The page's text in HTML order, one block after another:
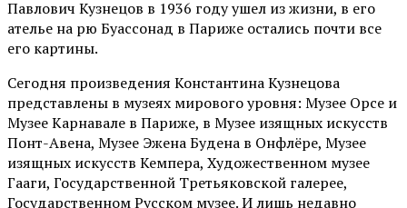
Павлович Кузнецов в 1936 году ушел из жизни, в его
ателье на рю Буассонад в Париже остались почти все
его картины.
Сегодня произведения Константина Кузнецова
представлены в музеях мирового уровня: Музее Орсе и
Музее Карнавале в Париже, в Музее изящных искусств
Понт-Авена, Музее Эжена Будена в Онфлёре, Музее
изящных искусств Кемпера, Художественном музее
Гааги, Государственной Третьяковской галерее,
Государственном Русском музее. И лишь недавно